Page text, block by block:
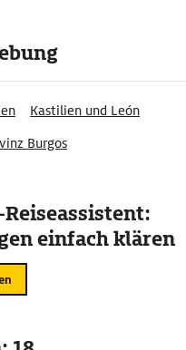
Kastilien und León
Burgos
Reiseassistent:
einfach klären